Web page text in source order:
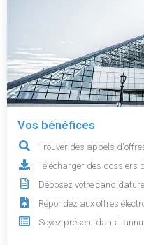
Vos bénéfices
Trouver des appels
Télécharger des dossiers
Déposez votre
Répondez aux offres
Soyez présent dans